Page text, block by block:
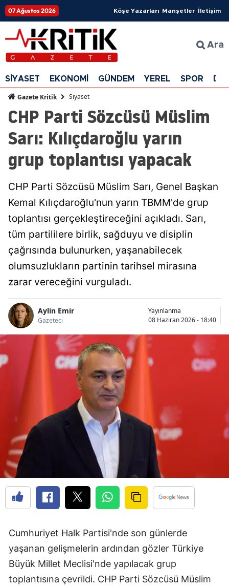
07 Ağustos 2026 Köşe Yazarları Manşetler İletişim
Ara
SİYASET EKONOMİ GÜNDEM YEREL SPOR
Gazete Kritik Siyaset
CHP Parti Sözcüsü Müslim
Sarı: Kılıçdaroğlu yarın
grup toplantısı yapacak
CHP Parti Sözcüsü Müslim Sarı, Genel Başkan
Kemal Kılıçdaroğlu'nun yarın TBMM'de grup
toplantısı gerçekleştireceğini açıkladı. Sarı,
tüm partililere birlik, sağduyu ve disiplin
çağrısında bulunurken, yaşanabilecek
olumsuzlukların partinin tarihsel mirasına
zarar vereceğini vurguladı.
Aylin Emir
Gazeteci
Yayınlanma
08 Haziran 2026 - 18:40
Cumhuriyet Halk Partisi'nde son günlerde
yaşanan gelişmelerin ardından gözler Türkiye
Büyük Millet Meclisi'nde yapılacak grup
toplantısına çevrildi. CHP Parti Sözcüsü Müslim